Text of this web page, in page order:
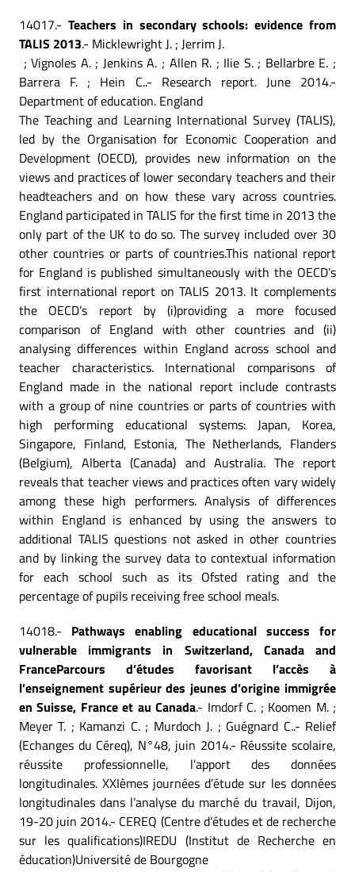
14017.- Teachers in secondary schools: evidence from
TALIS 2013.- Micklewright J. ; Jerrim J.
; Vignoles A. ; Jenkins A. ; Allen R. ; Ilie S. ; Bellarbre E. ;
Barrera F. ; Hein C..- Research report. June 2014.-
Department of education. England
The Teaching and Learning International Survey (TALIS),
led by the Organisation for Economic Cooperation and
Development (OECD), provides new information on the
views and practices of lower secondary teachers and their
headteachers and on how these vary across countries.
England participated in TALIS for the first time in 2013 the
only part of the UK to do so. The survey included over 30
other countries or parts of countries.This national report
for England is published simultaneously with the OECD’s
first international report on TALIS 2013. It complements
the OECD’s report by (i)providing a more focused
comparison of England with other countries and (ii)
analysing differences within England across school and
teacher characteristics. International comparisons of
England made in the national report include contrasts
with a group of nine countries or parts of countries with
high performing educational systems: Japan, Korea,
Singapore, Finland, Estonia, The Netherlands, Flanders
(Belgium), Alberta (Canada) and Australia. The report
reveals that teacher views and practices often vary widely
among these high performers. Analysis of differences
within England is enhanced by using the answers to
additional TALIS questions not asked in other countries
and by linking the survey data to contextual information
for each school such as its Ofsted rating and the
percentage of pupils receiving free school meals.
14018.- Pathways enabling educational success for
vulnerable immigrants in Switzerland, Canada and
FranceParcours d’études favorisant l’accès à
l’enseignement supérieur des jeunes d’origine immigrée
en Suisse, France et au Canada.- Imdorf C. ; Koomen M. ;
Meyer T. ; Kamanzi C. ; Murdoch J. ; Guégnard C..- Relief
(Echanges du Céreq), N°48, juin 2014.- Réussite scolaire,
réussite professionnelle, l’apport des données
longitudinales. XXIèmes journées d’étude sur les données
longitudinales dans l’analyse du marché du travail, Dijon,
19-20 juin 2014.- CEREQ (Centre d’études et de recherche
sur les qualifications)IREDU (Institut de Recherche en
éducation)Université de Bourgogne